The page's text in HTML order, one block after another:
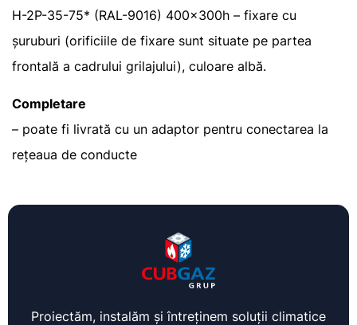
H-2P-35-75* (RAL-9016) 400x300h – fixare cu
șuruburi (orificiile de fixare sunt situate pe partea
frontală a cadrului grilajului), culoare albă.
Completare
– poate fi livrată cu un adaptor pentru conectarea la
rețeaua de conducte
Proiectăm, instalăm și întreținem soluții climatice